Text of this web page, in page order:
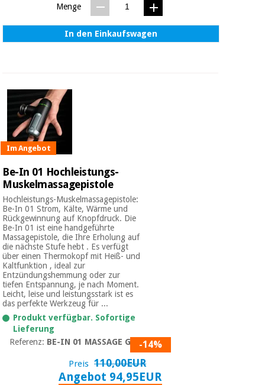
Menge
In den Einkaufswagen
Im Angebot
Be-In 01 Hochleistungs-
Muskelmassagepistole
Hochleistungs-Muskelmassagepistole:
Be-In 01 Strom, Kälte, Wärme und
Rückgewinnung auf Knopfdruck. Die
Be-In 01 ist eine handgeführte
Massagepistole, die Ihre Erholung auf
die nächste Stufe hebt . Es verfügt
über einen Thermokopf mit Heiß- und
Kaltfunktion , ideal zur
Entzündungshemmung oder zur
tiefen Entspannung, je nach Moment.
Leicht, leise und leistungsstark ist es
das perfekte Werkzeug für ...
Produkt verfügbar. Sofortige
Lieferung
Referenz: BE-IN 01 MASSAGE GUN-14%
Preis 110,00EUR
Angebot 94,95EUR